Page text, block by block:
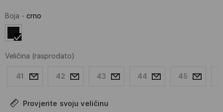
Boja - crno
Veličina (rasprodato)
41 42 43 44 45
Provjerite svoju veličinu